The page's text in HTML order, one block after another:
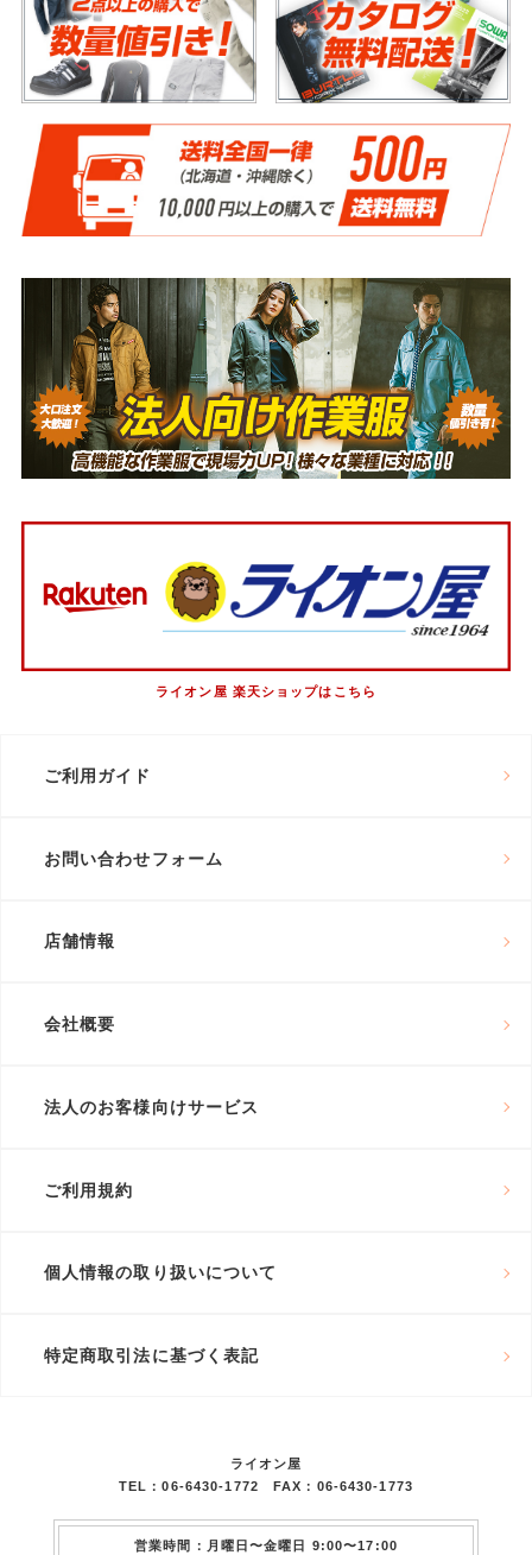
ライオン屋 楽天ショップはこちら
ご利用ガイド
お問い合わせフォーム
店舗情報
会社概要
法人のお客様向けサービス
ご利用規約
個人情報の取り扱いについて
特定商取引法に基づく表記
ライオン屋
TEL：06-6430-1772 FAX：06-6430-1773
営業時間：月曜日〜金曜日 9:00〜17:00